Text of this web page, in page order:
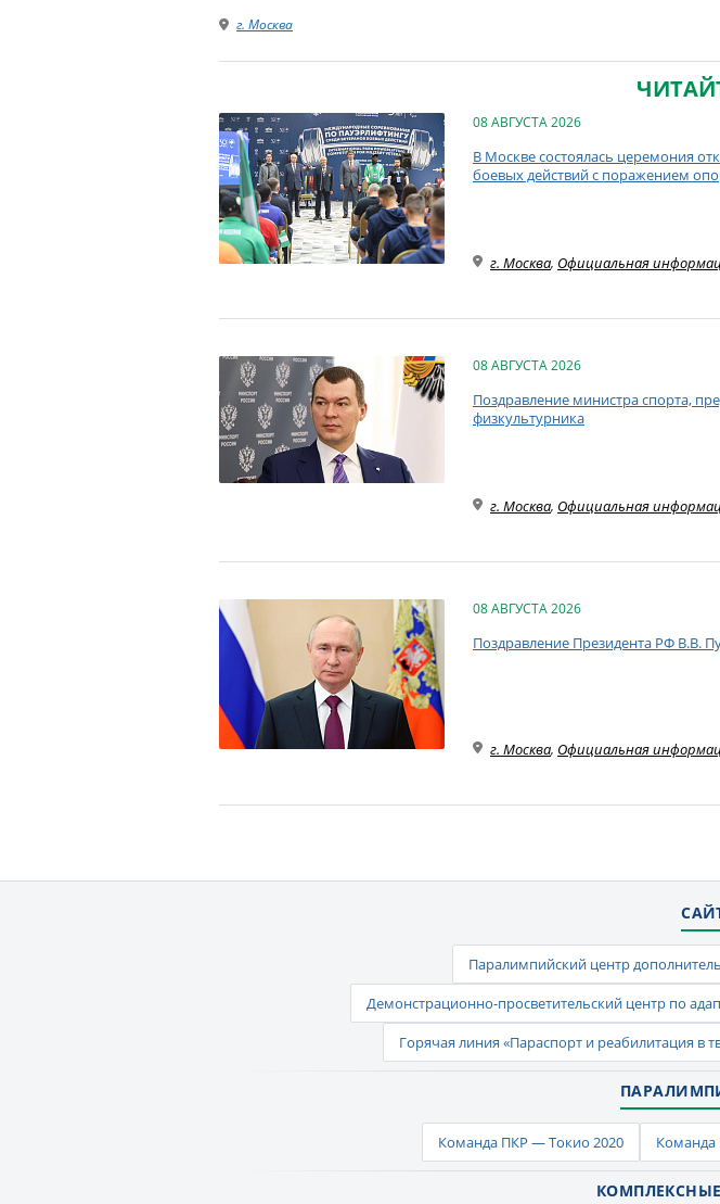
г. Москва
08 АВГУСТА 2026
В Москве состоялась церемония
боевых действий с поражением
г. Москва, Официальная
08 АВГУСТА 2026
Поздравление министра спорта,
физкультурника
г. Москва, Официальная
08 АВГУСТА 2026
Поздравление Президента РФ В.В.
г. Москва, Официальная
Паралимпийский центр
Демонстрационно-просветительский центр по
Горячая линия «Параспорт и реабилитация в
Команда ПКР — Токио 2020